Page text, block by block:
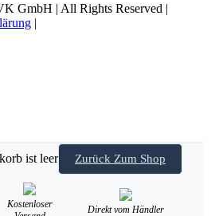
GmbH | All Rights Reserved |
|
ist leer Zurück Zum Shop
Kostenloser
Direkt vom Händler